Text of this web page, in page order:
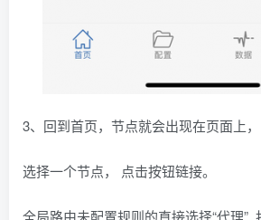
3、回到首页，节点就会出现在页面上，
选择一个节点， 点击按钮链接。
全局路由未配置规则的直接选择“代理”